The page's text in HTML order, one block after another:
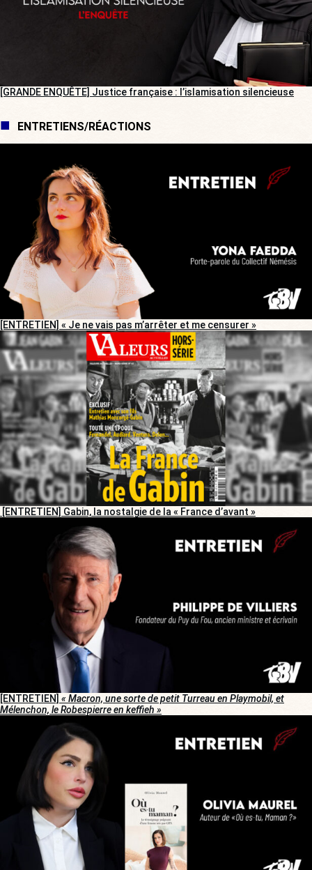
[GRANDE ENQUÊTE] Justice française : l’islamisation silencieuse
ENTRETIENS/RÉACTIONS
[ENTRETIEN] « Je ne vais pas m’arrêter et me censurer »
[ENTRETIEN] Gabin, la nostalgie de la « France d’avant »
[ENTRETIEN] « Macron, une sorte de petit Turreau en Playmobil, et
Mélenchon, le Robespierre en keffieh »